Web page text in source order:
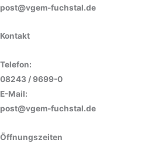
post@vgem-fuchstal.de
Kontakt
Telefon:
08243 / 9699-0
E-Mail:
post@vgem-fuchstal.de
Öffnungszeiten